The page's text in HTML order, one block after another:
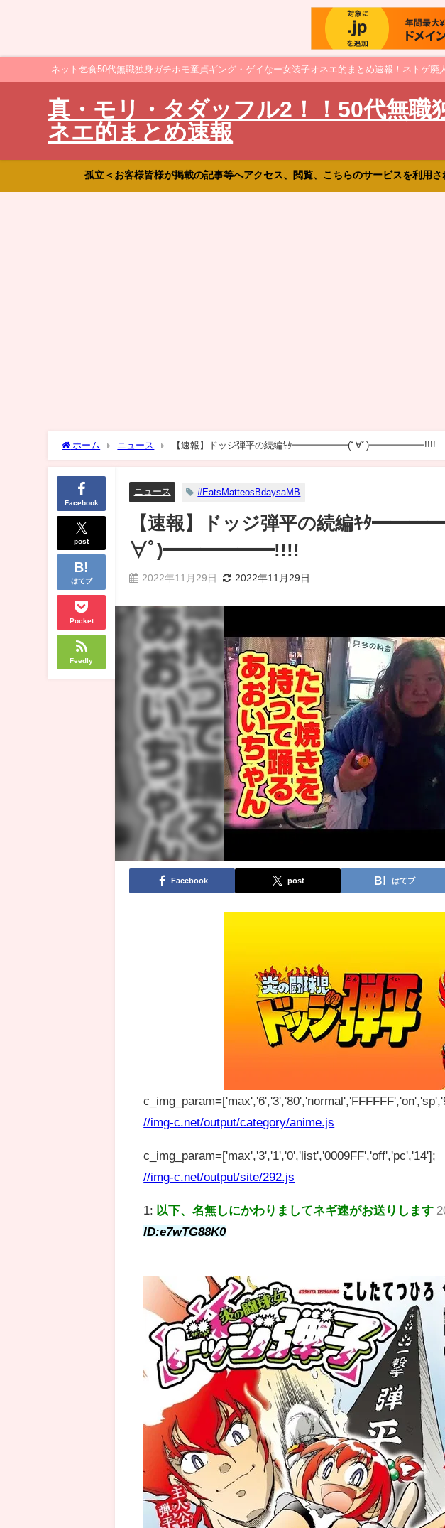
ネット乞食50代無職独身ガチホモ童貞ギング・ゲイなー女装子オネエ的まとめ速報！ネトゲ
真・モリ・タダッフル2！！50代無職
ネエ的まとめ速報
孤立＜お客様皆様が掲載の記事等へアクセス、閲覧、こちらのサービスを利用
ホーム ニュース 【速報】ドッジ弾平の続編ｷﾀ━━━━━━(ﾟ∀ﾟ)━━━━━━!!!!
Facebook
post
はてブ
Pocket
Feedly
ニュース #EatsMatteosBdaysaMB
【速報】ドッジ弾平の続編ｷﾀ
∀ﾟ)━━━━━━!!!!
2022年11月29日 2022年11月29日
Facebook post はてブ
//img-c.net/output/category/anime.js
c_img_param=['max','3','1','0','list','0009FF','off','pc','14'];
//img-c.net/output/site/292.js
1: 以下、名無しにかわりましてネギ速がお送りします
ID:e7wTG88K0